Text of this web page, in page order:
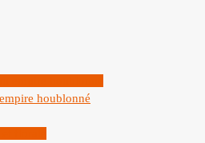
houblonné